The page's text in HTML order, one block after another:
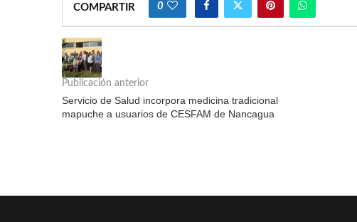
COMPARTIR 0
Publicación anterior
Servicio de Salud incorpora medicina tradicional
mapuche a usuarios de CESFAM de Nancagua